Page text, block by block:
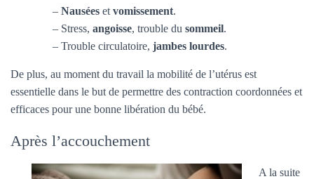
– Nausées et vomissement.
– Stress, angoisse, trouble du sommeil.
– Trouble circulatoire, jambes lourdes.
De plus, au moment du travail la mobilité de l’utérus est
essentielle dans le but de permettre des contraction coordonnées et
efficaces pour une bonne libération du bébé.
Après l’accouchement
A la suite